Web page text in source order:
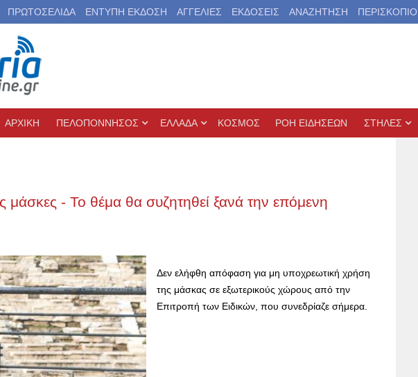
ΠΡΩΤΟΣΕΛΙΔΑ ΕΝΤΥΠΗ ΕΚΔΟΣΗ ΑΓΓΕΛΙΕΣ ΕΚΔΟΣΕΙΣ ΑΝΑΖΗΤΗΣΗ ΠΕΡΙΣΚΟΠΙΟ
ΑΡΧΙΚΗ ΠΕΛΟΠΟΝΝΗΣΟΣ ΕΛΛΑΔΑ ΚΟΣΜΟΣ ΡΟΗ ΕΙΔΗΣΕΩΝ ΣΤΗΛΕΣ
μάσκες - Το θέμα θα συζητηθεί ξανά την επόμενη
Δεν ελήφθη απόφαση για μη υποχρεωτική χρήση
της μάσκας σε εξωτερικούς χώρους από την
Επιτροπή των Ειδικών, που συνεδρίαζε σήμερα.